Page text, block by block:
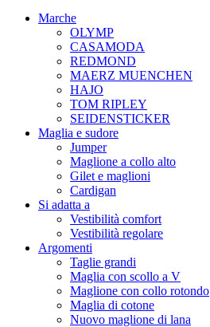
Marche
OLYMP
CASAMODA
REDMOND
MAERZ MUENCHEN
HAJO
TOM RIPLEY
SEIDENSTICKER
Maglia e sudore
Jumper
Maglione a collo alto
Gilet e maglioni
Cardigan
Si adatta a
Vestibilità comfort
Vestibilità regolare
Argomenti
Taglie grandi
Maglia con scollo a V
Maglione con collo rotondo
Maglia di cotone
Nuovo maglione di lana